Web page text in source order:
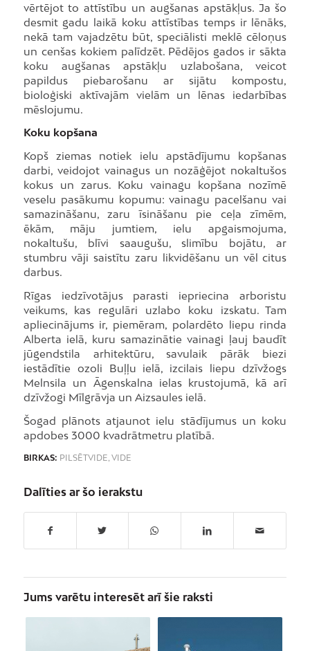
vērtējot to attīstību un augšanas apstākļus. Ja šo
desmit gadu laikā koku attīstības temps ir lēnāks,
nekā tam vajadzētu būt, speciālisti meklē cēloņus
un cenšas kokiem palīdzēt. Pēdējos gados ir sākta
koku augšanas apstākļu uzlabošana, veicot
papildus piebarošanu ar sijātu kompostu,
bioloģiski aktīvajām vielām un lēnas iedarbības
mēslojumu.
Koku kopšana
Kopš ziemas notiek ielu apstādījumu kopšanas
darbi, veidojot vainagus un nozāģējot nokaltušos
kokus un zarus. Koku vainagu kopšana nozīmē
veselu pasākumu kopumu: vainagu pacelšanu vai
samazināšanu, zaru īsināšanu pie ceļa zīmēm,
ēkām, māju jumtiem, ielu apgaismojuma,
nokaltušu, blīvi saaugušu, slimību bojātu, ar
stumbru vāji saistītu zaru likvidēšanu un vēl citus
darbus.
Rīgas iedzīvotājus parasti iepriecina arboristu
veikums, kas regulāri uzlabo koku izskatu. Tam
apliecinājums ir, piemēram, polardēto liepu rinda
Alberta ielā, kuru samazinātie vainagi ļauj baudīt
jūgendstila arhitektūru, savulaik pārāk biezi
iestādītie ozoli Buļļu ielā, izcilais liepu dzīvžogs
Melnsila un Āgenskalna ielas krustojumā, kā arī
dzīvžogi Mīlgrāvja un Aizsaules ielā.
Šogad plānots atjaunot ielu stādījumus un koku
apdobes 3000 kvadrātmetru platībā.
BIRKAS: PILSĒTVIDE, VIDE
Dalīties ar šo ierakstu
Jums varētu interesēt arī šie raksti